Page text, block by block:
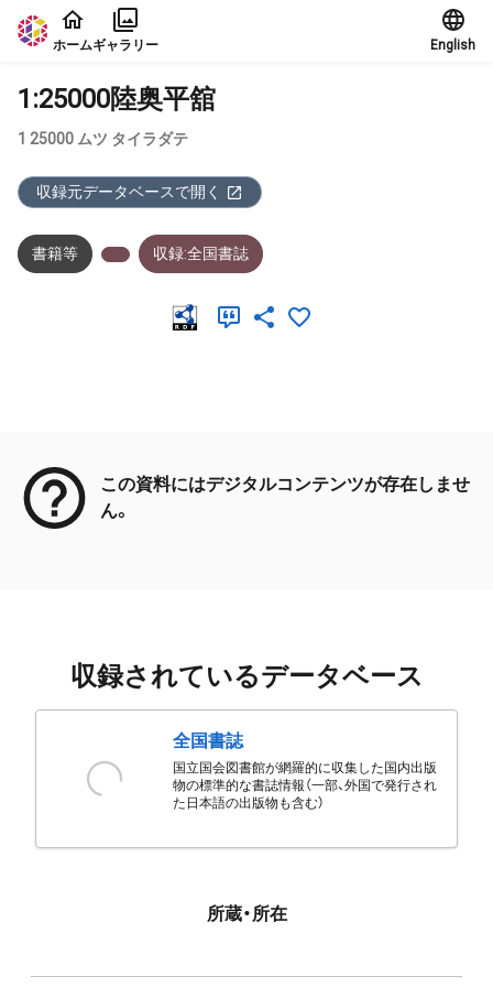
本文に飛ぶ
ホームギャラリー English
1:25000陸奥平舘
1 25000 ムツ タイラダテ
収録元データベースで開く
書籍等 収録:全国書誌
この資料にはデジタルコンテンツが存在しませ
ん。
収録されているデータベース
全国書誌
国立国会図書館が網羅的に収集した国内出版
物の標準的な書誌情報（一部、外国で発行され
た日本語の出版物も含む）
所蔵・所在